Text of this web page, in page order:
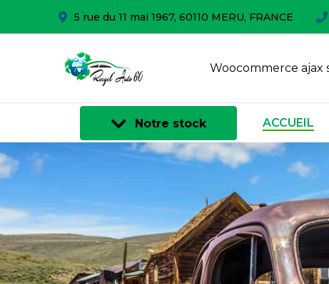
5 rue du 11 mai 1967, 60110 MERU, FRANCE
Woocommerce ajax
Notre stock ACCUEIL